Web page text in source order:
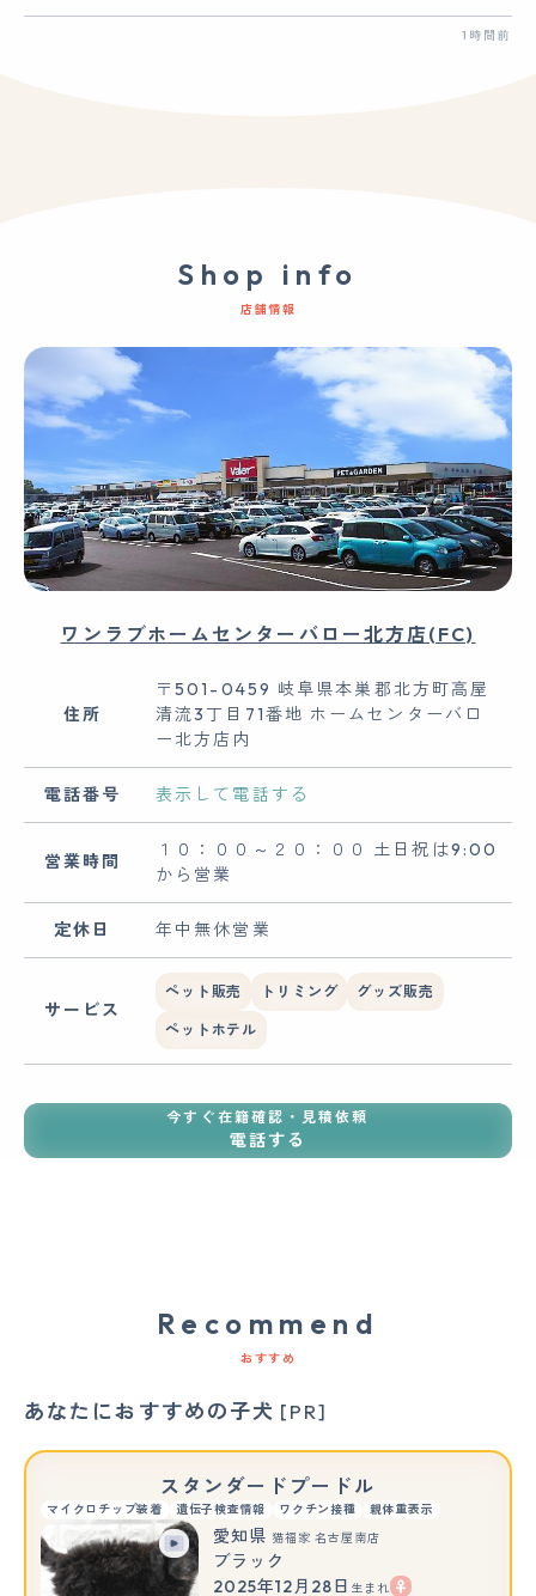
1時間前
Shop info
店舗情報
ワンラブホームセンターバロー北方店(FC)
住所
〒501-0459 岐阜県本巣郡北方町高屋
清流3丁目71番地 ホームセンターバロ
ー北方店内
電話番号 表示して電話する
営業時間
１０：００～２０：００ 土日祝は9:00
から営業
定休日 年中無休営業
サービス
ペット販売 トリミング グッズ販売
ペットホテル
今すぐ在籍確認・見積依頼
電話する
Recommend
おすすめ
あなたにおすすめの子犬 [PR]
スタンダードプードル
マイクロチップ装着 遺伝子検査情報 ワクチン接種 親体重表示
愛知県 猫福家 名古屋南店
ブラック
2025年12月28日 生まれ